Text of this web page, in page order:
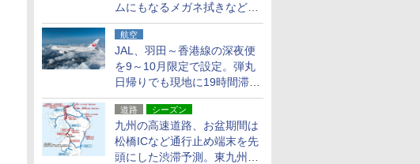
ムにもなるメガネ拭きなど雑
貨24種
航空
JAL、羽田～香港線の深夜便
を9～10月限定で設定。弾丸
日帰りでも現地に19時間滞在
できる
道路 シーズン
九州の高速道路、お盆期間は
松橋ICなど通行止め端末を先
頭にした渋滞予測。東九州道